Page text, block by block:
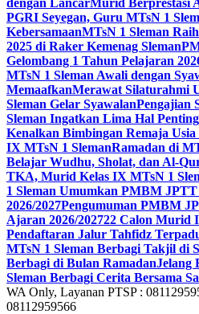
dengan LancarMurid Berprestasi
PGRI Seyegan, Guru MTsN 1
KebersamaanMTsN 1 Sleman
2025 di Raker Kemenag Sleman
Gelombang 1 Tahun Pelajaran
MTsN 1 Sleman Awali dengan
MemaafkanMerawat Silaturahmi
Sleman Gelar SyawalanPengajian
Sleman Ingatkan Lima Hal
Kenalkan Bimbingan Remaja Usia
IX MTsN 1 SlemanRamadan di
Belajar Wudhu, Sholat, dan Al-
TKA, Murid Kelas IX MTsN 1
1 Sleman Umumkan PMBM
2026/2027Pengumuman PMBM
Ajaran 2026/202722 Calon Murid
Pendaftaran Jalur Tahfidz
MTsN 1 Sleman Berbagi Takjil di
Berbagi di Bulan RamadanJelang
Sleman Berbagi Cerita Bersama
WA Only, Layanan PTSP :
08112959566